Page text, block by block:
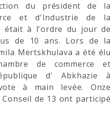
du président de
et d'Industrie de
était à l'ordre du jour
de 10 ans. Lors de
Mertskhulava a été
de commerce
d' Abkhazie
à main levée.
de 13 ont